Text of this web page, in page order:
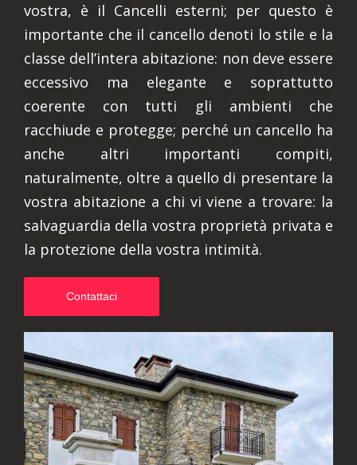
vostra, è il Cancelli esterni; per questo è
importante che il cancello denoti lo stile e la
classe dell’intera abitazione: non deve essere
eccessivo ma elegante e soprattutto
coerente con tutti gli ambienti che
racchiude e protegge; perché un cancello ha
anche altri importanti compiti,
naturalmente, oltre a quello di presentare la
vostra abitazione a chi vi viene a trovare: la
salvaguardia della vostra proprietà privata e
la protezione della vostra intimità.
Contattaci